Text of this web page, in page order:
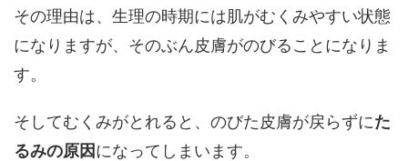
その理由は、生理の時期には肌がむくみやすい状態
になりますが、そのぶん皮膚がのびることになりま
す。
そしてむくみがとれると、のびた皮膚が戻らずにた
るみの原因になってしまいます。